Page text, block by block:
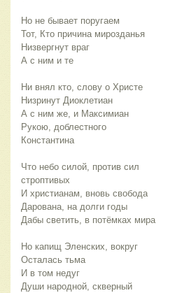
Но не бывает поругаем
Тот, Кто причина мирозданья
Низвергнут враг
А с ним и те
Ни внял кто, слову о Христе
Низринут Диоклетиан
А с ним же, и Максимиан
Рукою, доблестного
Константина
Что небо силой, против сил
строптивых
И христианам, вновь свобода
Дарована, на долги годы
Дабы светить, в потёмках мира
Но капищ Эленских, вокруг
Осталась тьма
И в том недуг
Души народной, скверный